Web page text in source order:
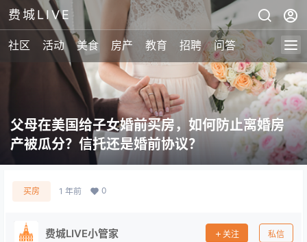
费城LIVE
社区 活动 美食 房产 教育 招聘 问答
父母在美国给子女婚前买房，如何防止离婚房
产被瓜分？信托还是婚前协议？
买房 1 年前 0
费城LIVE小管家 关注 私信